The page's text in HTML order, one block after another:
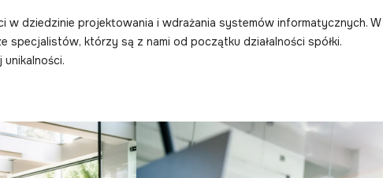
w dziedzinie projektowania i wdrażania systemów informatycznych.
specjalistów, którzy są z nami od początku działalności spółki.